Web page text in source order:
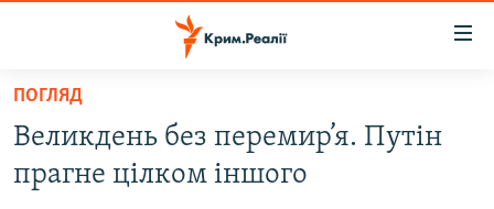
Перейти
основного
матеріалу
Перейти
ВОДА.КРИМ
ВІДЕО ТА ФОТО
ПОГЛЯД
Великдень без перемир’я. Путін
прагне цілком іншого